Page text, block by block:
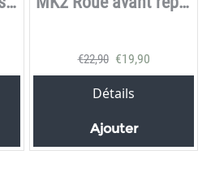
€22,90 €19,90
Détails
Ajouter